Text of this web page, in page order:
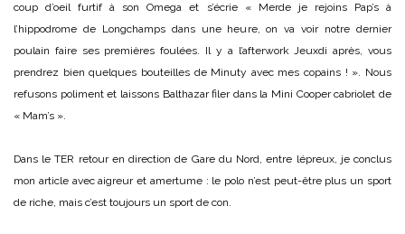
coup d’oeil furtif à son Omega et s’écrie « Merde je rejoins Pap’s à
l’hippodrome de Longchamps dans une heure, on va voir notre dernier
poulain faire ses premières foulées. Il y a l’afterwork Jeuxdi après, vous
prendrez bien quelques bouteilles de Minuty avec mes copains ! ». Nous
refusons poliment et laissons Balthazar filer dans la Mini Cooper cabriolet de
« Mam’s ».
Dans le TER retour en direction de Gare du Nord, entre lépreux, je conclus
mon article avec aigreur et amertume : le polo n’est peut-être plus un sport
de riche, mais c’est toujours un sport de con.